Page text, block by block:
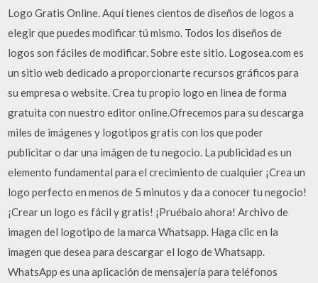
Logo Gratis Online. Aquí tienes cientos de diseños de logos a
elegir que puedes modificar tú mismo. Todos los diseños de
logos son fáciles de modificar. Sobre este sitio. Logosea.com es
un sitio web dedicado a proporcionarte recursos gráficos para
su empresa o website. Crea tu propio logo en linea de forma
gratuita con nuestro editor online.Ofrecemos para su descarga
miles de imágenes y logotipos gratis con los que poder
publicitar o dar una imágen de tu negocio. La publicidad es un
elemento fundamental para el crecimiento de cualquier ¡Crea un
logo perfecto en menos de 5 minutos y da a conocer tu negocio!
¡Crear un logo es fácil y gratis! ¡Pruébalo ahora! Archivo de
imagen del logotipo de la marca Whatsapp. Haga clic en la
imagen que desea para descargar el logo de Whatsapp.
WhatsApp es una aplicación de mensajería para teléfonos